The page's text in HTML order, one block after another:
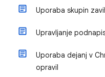
Uporaba skupin
Upravljanje
Uporaba dejanj v
opravil